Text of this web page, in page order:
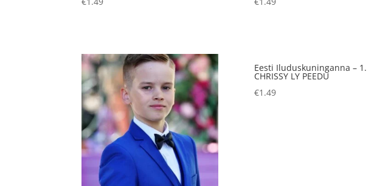
Eesti Iluduskuninganna – 1.
CHRISSY LY PEEDU
€1.49